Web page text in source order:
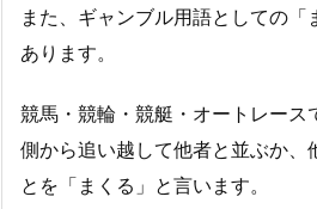
また、ギャンブル用語としての「
あります。
競馬・競輪・競艇・オートレース
側から追い越して他者と並ぶか、
とを「まくる」と言います。